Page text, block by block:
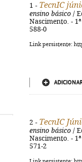
1 - TecnIC
ensino básico /
Nascimento. -
588-0
Link persistente:
2 - TecnIC
ensino básico /
Nascimento. -
571-2